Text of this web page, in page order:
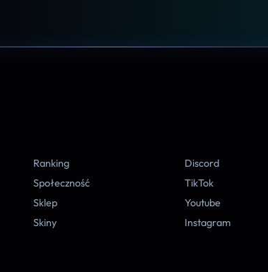
Ranking
Społeczność
Sklep
Skiny
Discord
TikTok
Youtube
Instagram